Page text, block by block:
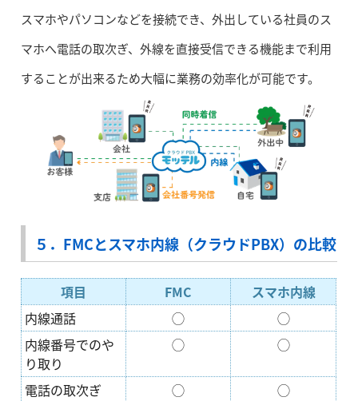
スマホやパソコンなどを接続でき、外出している社員のス
マホへ電話の取次ぎ、外線を直接受信できる機能まで利用
することが出来るため大幅に業務の効率化が可能です。
５．FMCとスマホ内線（クラウドPBX）の比較
項目 FMC
スマホ内線
内線通話
◯
◯
内線番号でのや
り取り
◯ ◯
電話の取次ぎ ◯
◯